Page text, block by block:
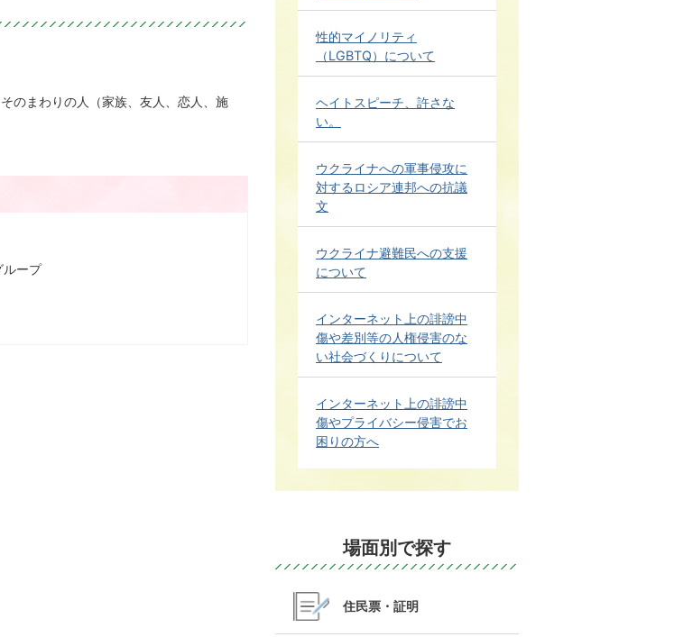
のまわりの人（家族、友人、恋人、施
ープ
性的マイノリティ
（LGBTQ）について
ヘイトスピーチ、許さな
い。
ウクライナへの軍事侵攻に
対するロシア連邦への抗議
文
ウクライナ避難民への支援
について
インターネット上の誹謗中
傷や差別等の人権侵害のな
い社会づくりについて
インターネット上の誹謗中
傷やプライバシー侵害でお
困りの方へ
場面別で探す
住民票・証明